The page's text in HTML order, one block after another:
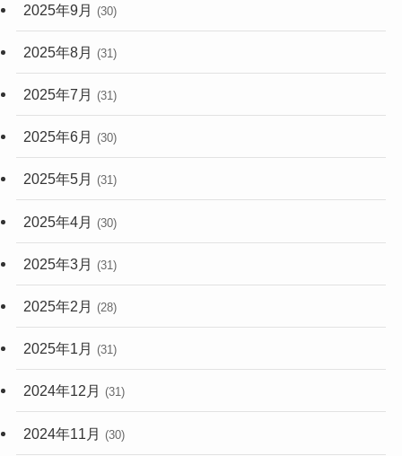
2025年9月 (30)
2025年8月 (31)
2025年7月 (31)
2025年6月 (30)
2025年5月 (31)
2025年4月 (30)
2025年3月 (31)
2025年2月 (28)
2025年1月 (31)
2024年12月 (31)
2024年11月 (30)